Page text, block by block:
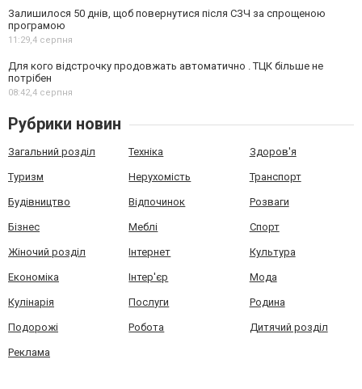
Залишилося 50 днів, щоб повернутися після СЗЧ за спрощеною
програмою
11:29,4 серпня
Для кого відстрочку продовжать автоматично . ТЦК більше не
потрібен
08:42,4 серпня
Рубрики новин
Загальний розділ Техніка Здоров'я
Туризм Нерухомість Транспорт
Будівництво Відпочинок Розваги
Бізнес Меблі Спорт
Жіночий розділ Інтернет Культура
Економіка Інтер'єр Мода
Кулінарія Послуги Родина
Подорожі Робота Дитячий розділ
Реклама